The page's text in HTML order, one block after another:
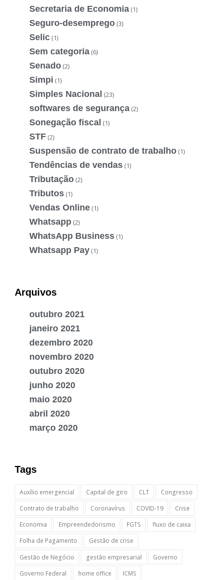
Secretaria de Economia (1)
Seguro-desemprego (3)
Selic (1)
Sem categoria (6)
Senado (2)
Simpi (1)
Simples Nacional (23)
softwares de segurança (2)
Sonegação fiscal (1)
STF (2)
Suspensão de contrato de trabalho (1)
Tendências de vendas (1)
Tributação (2)
Tributos (1)
Vendas Online (1)
Whatsapp (2)
WhatsApp Business (1)
Whatsapp Pay (1)
Arquivos
outubro 2021
janeiro 2021
dezembro 2020
novembro 2020
outubro 2020
junho 2020
maio 2020
abril 2020
março 2020
Tags
Auxílio emergencial Capital de giro CLT
Congresso
Contrato de trabalho
Coronavírus COVID-19
Crise
Economia
Empreendedorismo FGTS
fluxo de caixa
Folha de Pagamento
Gestão de crise
Gestão de Negócio
gestão empresarial
Governo
Governo Federal
home office
ICMS